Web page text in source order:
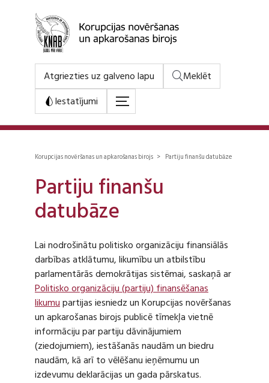
Atgriezties uz galveno lapu
Meklēt
Iestatījumi
Korupcijas novēršanas un apkarošanas birojs > Partiju finanšu datubāze
Partiju finanšu
datubāze
Lai nodrošinātu politisko organizāciju finansiālās
darbības atklātumu, likumību un atbilstību
parlamentārās demokrātijas sistēmai, saskaņā ar
Politisko organizāciju (partiju) finansēšanas
likumupartijas iesniedz un Korupcijas novēršanas
un apkarošanas birojs publicē tīmekļa vietnē
informāciju par partiju dāvinājumiem
(ziedojumiem), iestāšanās naudām un biedru
naudām, kā arī to vēlēšanu ieņēmumu un
izdevumu deklarācijas un gada pārskatus.